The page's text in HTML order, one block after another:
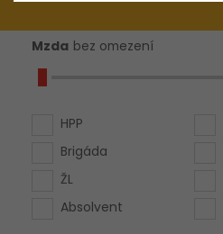
Mzda bez omezení
HPP
Brigáda
ŽL
Absolvent